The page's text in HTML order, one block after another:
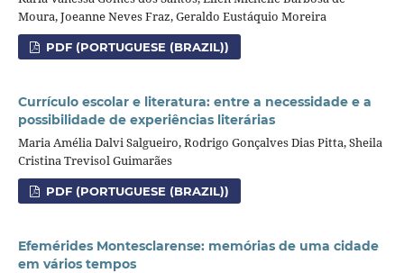
Moura, Joeanne Neves Fraz, Geraldo Eustáquio Moreira
PDF (PORTUGUESE (BRAZIL))
Currículo escolar e literatura: entre a necessidade e a
possibilidade de experiências literárias
Maria Amélia Dalvi Salgueiro, Rodrigo Gonçalves Dias Pitta, Sheila
Cristina Trevisol Guimarães
PDF (PORTUGUESE (BRAZIL))
Efemérides Montesclarense: memórias de uma cidade
em vários tempos